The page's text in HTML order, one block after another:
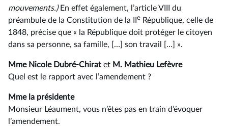
mouvements.)En effet également, l’article VIII du
préambule de la Constitution de la II e République, celle de
1848, précise que « la République doit protéger le citoyen
dans sa personne, sa famille, […] son travail […] ».
Mme Nicole Dubré-Chirat et M. Mathieu Lefèvre
Quel est le rapport avec l’amendement ?
Mme la présidente
Monsieur Léaument, vous n’êtes pas en train d’évoquer
l’amendement.